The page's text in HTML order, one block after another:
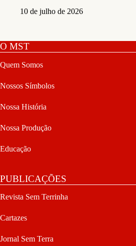
10 de julho de 2026
O MST
Quem Somos
Nossos Símbolos
Nossa História
Nossa Produção
Educação
PUBLICAÇÕES
Revista Sem Terrinha
Cartazes
Jornal Sem Terra